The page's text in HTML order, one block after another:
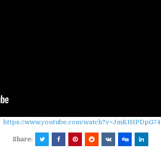
https://www.youtube.com/watch?v=JmKtHPDpG74
Share: